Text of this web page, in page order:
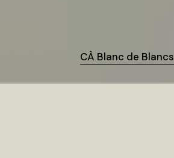
CÀ Blanc de Blancs